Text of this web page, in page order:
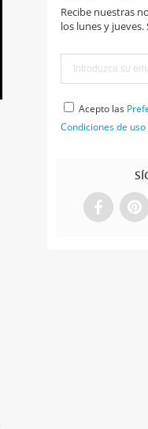
Recibe nuestras
los lunes y
Acepto las
Condiciones de uso